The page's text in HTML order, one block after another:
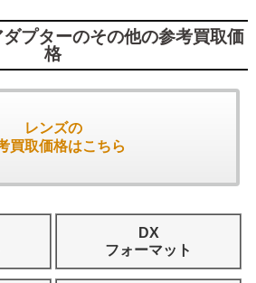
プターのその他の参考買取価
格
レンズの
買取価格はこちら
DX
フォーマット